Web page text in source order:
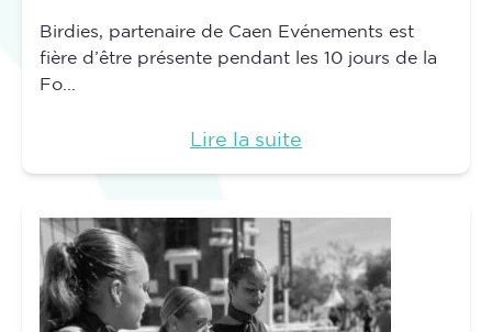
Birdies, partenaire de Caen Evénements est
fière d’être présente pendant les 10 jours de la
Fo...
Lire la suite